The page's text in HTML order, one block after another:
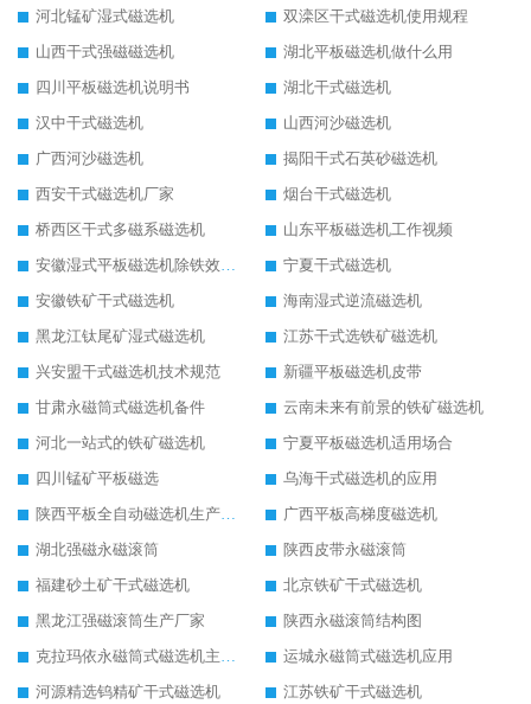
河北锰矿湿式磁选机
双滦区干式磁选机使用规程
山西干式强磁磁选机
湖北平板磁选机做什么用
四川平板磁选机说明书
湖北干式磁选机
汉中干式磁选机
山西河沙磁选机
广西河沙磁选机
揭阳干式石英砂磁选机
西安干式磁选机厂家
烟台干式磁选机
桥西区干式多磁系磁选机
山东平板磁选机工作视频
安徽湿式平板磁选机除铁效果怎么样
宁夏干式磁选机
安徽铁矿干式磁选机
海南湿式逆流磁选机
黑龙江钛尾矿湿式磁选机
江苏干式选铁矿磁选机
兴安盟干式磁选机技术规范
新疆平板磁选机皮带
甘肃永磁筒式磁选机备件
云南未来有前景的铁矿磁选机
河北一站式的铁矿磁选机
宁夏平板磁选机适用场合
四川锰矿平板磁选
乌海干式磁选机的应用
陕西平板全自动磁选机生产厂家
广西平板高梯度磁选机
湖北强磁永磁滚筒
陕西皮带永磁滚筒
福建砂土矿干式磁选机
北京铁矿干式磁选机
黑龙江强磁滚筒生产厂家
陕西永磁滚筒结构图
克拉玛依永磁筒式磁选机主要技术参数
运城永磁筒式磁选机应用
河源精选钨精矿干式磁选机
江苏铁矿干式磁选机